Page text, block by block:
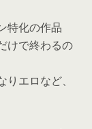
特化の作品
けで終わるの
エロなど、